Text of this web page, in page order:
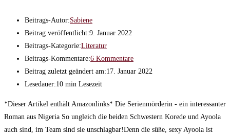
Beitrags-Autor:Sabiene
Beitrag veröffentlicht:9. Januar 2022
Beitrags-Kategorie:Literatur
Beitrags-Kommentare:6 Kommentare
Beitrag zuletzt geändert am:17. Januar 2022
Lesedauer:10 min Lesezeit
*Dieser Artikel enthält Amazonlinks* Die Serienmörderin - ein interessanter
Roman aus Nigeria So ungleich die beiden Schwestern Korede und Ayoola
auch sind, im Team sind sie unschlagbar!Denn die süße, sexy Ayoola ist